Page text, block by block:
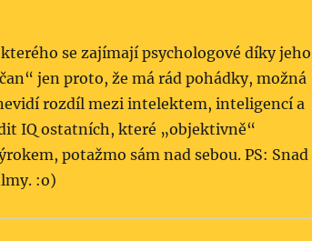
se zajímají psychologové díky jeho
jen proto, že má rád pohádky, možná
rozdíl mezi intelektem, inteligencí a
IQ ostatních, které „objektivně“
potažmo sám nad sebou. PS: Snad
:o)